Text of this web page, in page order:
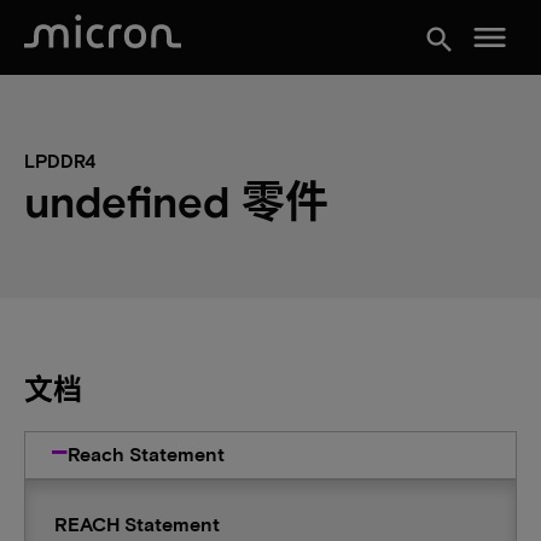
search menu
LPDDR4
undefined 零件
文档
Reach Statement
REACH Statement